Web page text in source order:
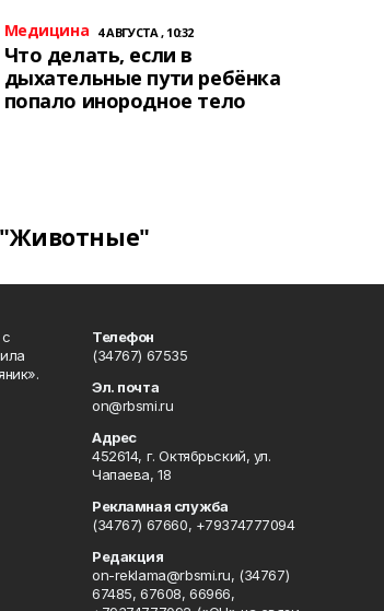
Медицина 4 АВГУСТА , 10:32
Что делать, если в
дыхательные пути ребёнка
попало инородное тело
"Животные"
Телефон
(34767) 67535
Эл. почта
on@rbsmi.ru
Адрес
452614, г. Октябрьский, ул.
Чапаева, 18
Рекламная служба
(34767) 67660, +79374777094
Редакция
on-reklama@rbsmi.ru, (34767)
67485, 67608, 66966,